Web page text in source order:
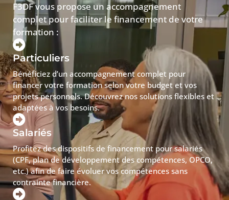
F3DF vous propose un accompagnement
complet pour faciliter le financement de votre
formation :
Particuliers
Bénéficiez d’un accompagnement complet pour
financer votre formation selon votre budget et vos
projets personnels. Découvrez nos solutions flexibles et
adaptées à vos besoins.
Salariés
Profitez des dispositifs de financement pour salariés
(CPF, plan de développement des compétences, OPCO,
etc.) afin de faire évoluer vos compétences sans
contrainte financière.